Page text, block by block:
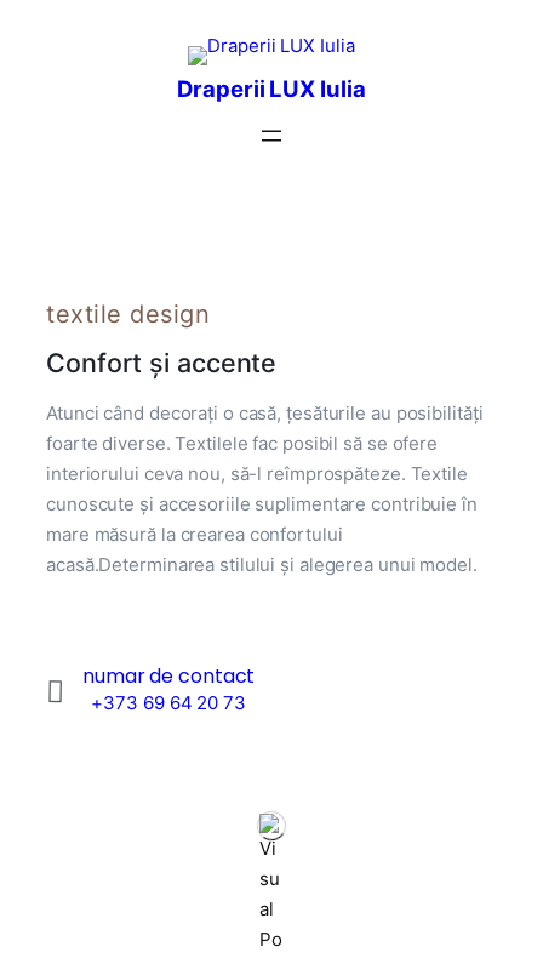
Draperii LUX Iulia
textile design
Confort și accente
Atunci când decorați o casă, țesăturile au posibilități
foarte diverse. Textilele fac posibil să se ofere
interiorului ceva nou, să-l reîmprospăteze. Textile
cunoscute și accesoriile suplimentare contribuie în
mare măsură la crearea confortului
acasă.Determinarea stilului și alegerea unui model.
numar de contact
+373 69 64 20 73